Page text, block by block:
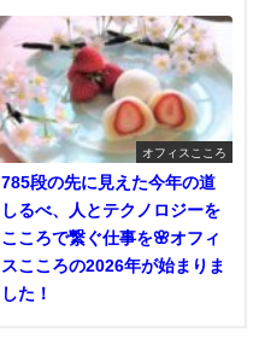
オフィスこころ
785段の先に見えた今年の道
しるべ、人とテクノロジーを
こころで繋ぐ仕事を🌸オフィ
スこころの2026年が始まりま
した！